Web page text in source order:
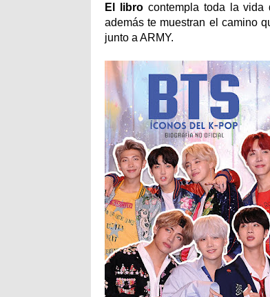
El librocontempla toda la vida
además te muestran el camino
junto a ARMY.